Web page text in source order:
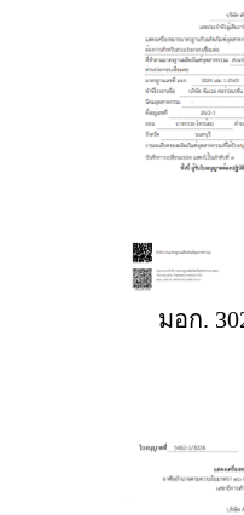
มอก.